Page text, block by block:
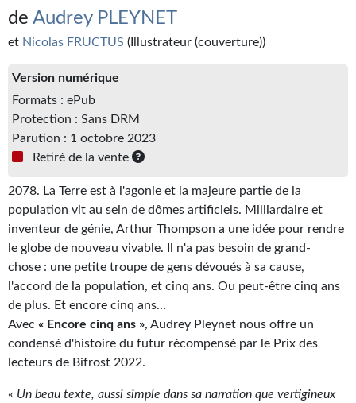
Kvasar
Pulps
Wotan
Étoiles vives
Yellow Submarine
Romans et recueils
Une Heure-Lumière
Nouvelles
Bifrost
Livres audio
de Audrey PLEYNET
et Nicolas FRUCTUS (Illustrateur (couverture))
Version numérique
Formats : ePub
Protection : Sans DRM
Parution : 1 octobre 2023
Retiré de la vente
2078. La Terre est à l'agonie et la majeure partie de la
population vit au sein de dômes artificiels. Milliardaire et
inventeur de génie, Arthur Thompson a une idée pour rendre
le globe de nouveau vivable. Il n'a pas besoin de grand-
chose : une petite troupe de gens dévoués à sa cause,
l'accord de la population, et cinq ans. Ou peut-être cinq ans
de plus. Et encore cinq ans…
Avec « Encore cinq ans », Audrey Pleynet nous offre un
condensé d'histoire du futur récompensé par le Prix des
lecteurs de Bifrost 2022.
« Un beau texte, aussi simple dans sa narration que vertigineux